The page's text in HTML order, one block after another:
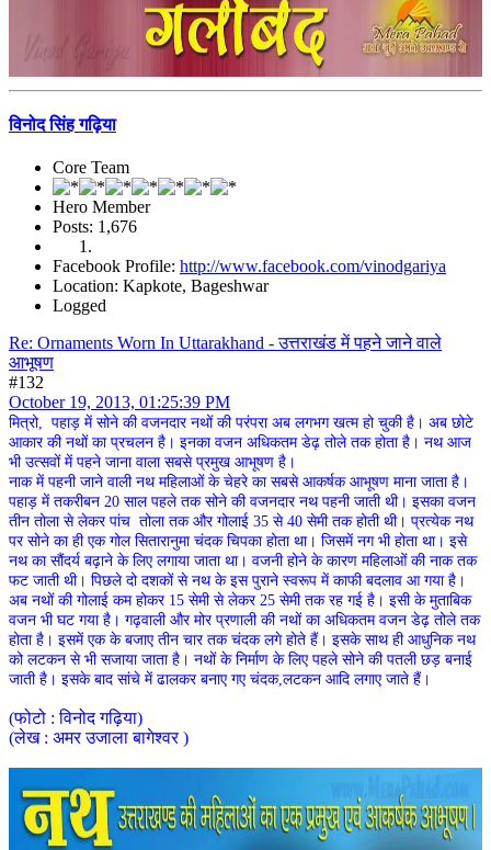
विनोद सिंह गढ़िया
Core Team
Hero Member
Posts: 1,676
Facebook Profile: http://www.facebook.com/vinodgariya
Location: Kapkote, Bageshwar
Logged
Re: Ornaments Worn In Uttarakhand - उत्तराखंड में पहने जाने वाले
आभूषण
#132
October 19, 2013, 01:25:39 PM
मित्रो, पहाड़ में सोने की वजनदार नथों की परंपरा अब लगभग खत्म हो चुकी है। अब छोटे
आकार की नथों का प्रचलन है। इनका वजन अधिकतम डेढ़ तोले तक होता है। नथ आज
भी उत्सवों में पहने जाना वाला सबसे प्रमुख आभूषण है।
नाक में पहनी जाने वाली नथ महिलाओं के चेहरे का सबसे आकर्षक आभूषण माना जाता है।
पहाड़ में तकरीबन 20 साल पहले तक सोने की वजनदार नथ पहनी जाती थी। इसका वजन
तीन तोला से लेकर पांच तोला तक और गोलाई 35 से 40 सेमी तक होती थी। प्रत्येक नथ
पर सोने का ही एक गोल सितारानुमा चंदक चिपका होता था। जिसमें नग भी होता था। इसे
नथ का सौंदर्य बढ़ाने के लिए लगाया जाता था। वजनी होने के कारण महिलाओं की नाक तक
फट जाती थी। पिछले दो दशकों से नथ के इस पुराने स्वरूप में काफी बदलाव आ गया है।
अब नथों की गोलाई कम होकर 15 सेमी से लेकर 25 सेमी तक रह गई है। इसी के मुताबिक
वजन भी घट गया है। गढ़वाली और मोर प्रणाली की नथों का अधिकतम वजन डेढ़ तोले तक
होता है। इसमें एक के बजाए तीन चार तक चंदक लगे होते हैं। इसके साथ ही आधुनिक नथ
को लटकन से भी सजाया जाता है। नथों के निर्माण के लिए पहले सोने की पतली छड़ बनाई
जाती है। इसके बाद सांचे में ढालकर बनाए गए चंदक,लटकन आदि लगाए जाते हैं।
(फोटो : विनोद गढ़िया)
(लेख : अमर उजाला बागेश्वर )